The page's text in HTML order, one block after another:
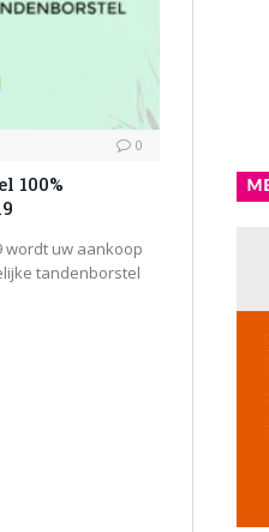
0
100%
wordt uw aankoop
tandenborstel